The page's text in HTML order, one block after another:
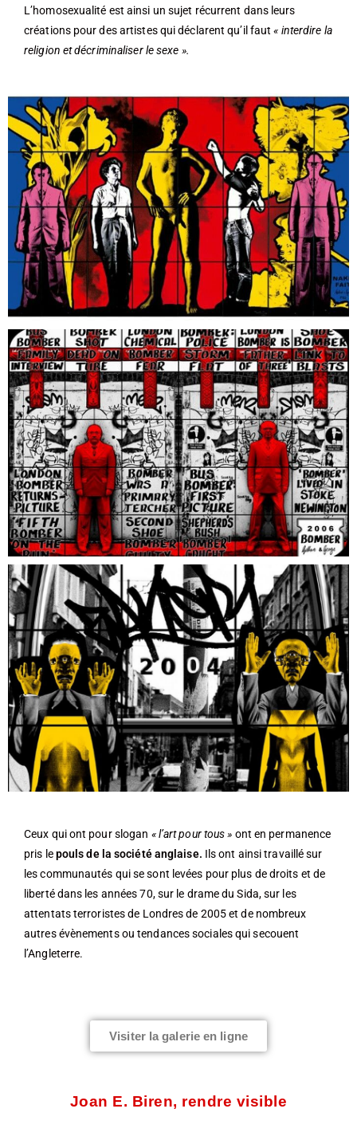
L’homosexualité est ainsi un sujet récurrent dans leurs
créations pour des artistes qui déclarent qu’il faut« interdire la
religion et décriminaliser le sexe ».
Ceux qui ont pour slogan « l’art pour tous » ont en permanence
pris lepouls de la société anglaise. Ils ont ainsi travaillé sur
les communautés qui se sont levées pour plus de droits et de
liberté dans les années 70, sur le drame du Sida, sur les
attentats terroristes de Londres de 2005 et de nombreux
autres évènements ou tendances sociales qui secouent
l’Angleterre.
Visiter la galerie en ligne
Joan E. Biren, rendre visible